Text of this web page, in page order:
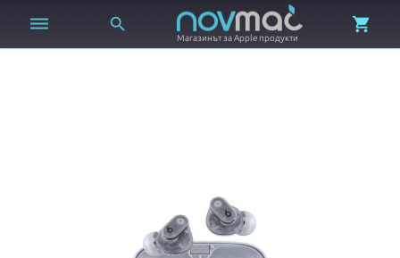
 
Магазинът за Apple продукти
